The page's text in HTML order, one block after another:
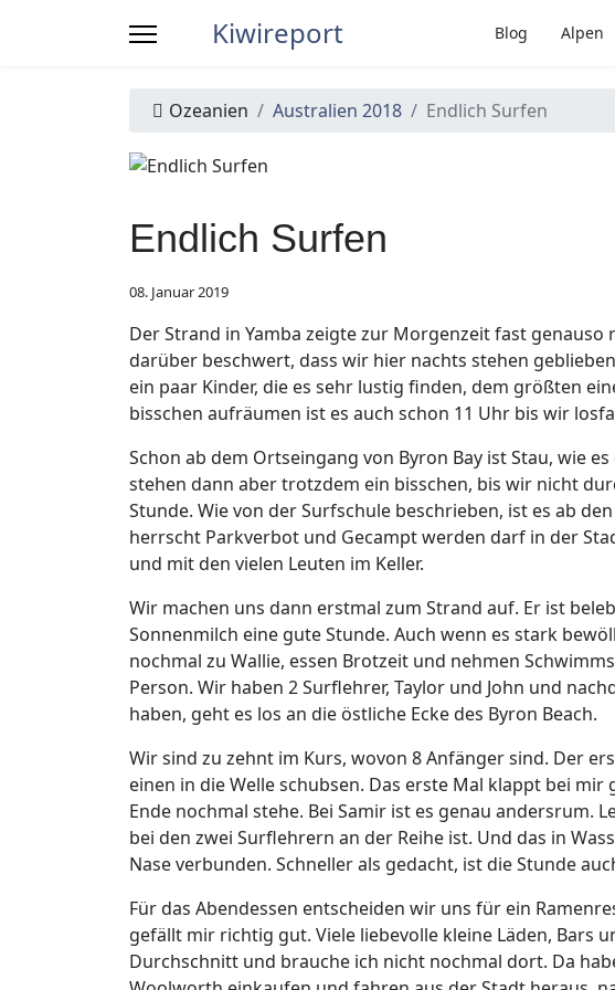
Kiwireport Blog Alpen
Ozeanien Australien 2018 Endlich Surfen
Endlich Surfen
08. Januar 2019
Der Strand in Yamba zeigte zur Morgenzeit fast
darüber beschwert, dass wir hier nachts stehen
ein paar Kinder, die es sehr lustig finden, dem größten
bisschen aufräumen ist es auch schon 11 Uhr bis wir
Schon ab dem Ortseingang von Byron Bay ist Stau, wie
stehen dann aber trotzdem ein bisschen, bis wir nicht
Stunde. Wie von der Surfschule beschrieben, ist es ab
herrscht Parkverbot und Gecampt werden darf in der
und mit den vielen Leuten im Keller.
Wir machen uns dann erstmal zum Strand auf. Er ist
Sonnenmilch eine gute Stunde. Auch wenn es stark
nochmal zu Wallie, essen Brotzeit und nehmen
Person. Wir haben 2 Surflehrer, Taylor und John und
haben, geht es los an die östliche Ecke des Byron Beach.
Wir sind zu zehnt im Kurs, wovon 8 Anfänger sind. Der
einen in die Welle schubsen. Das erste Mal klappt bei
Ende nochmal stehe. Bei Samir ist es genau andersrum.
bei den zwei Surflehrern an der Reihe ist. Und das in
Nase verbunden. Schneller als gedacht, ist die Stunde
Für das Abendessen entscheiden wir uns für ein
gefällt mir richtig gut. Viele liebevolle kleine Läden, Bars
Durchschnitt und brauche ich nicht nochmal dort. Da